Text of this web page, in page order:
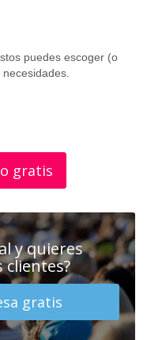
puedes escoger (o
gratis
y quieres
gratis